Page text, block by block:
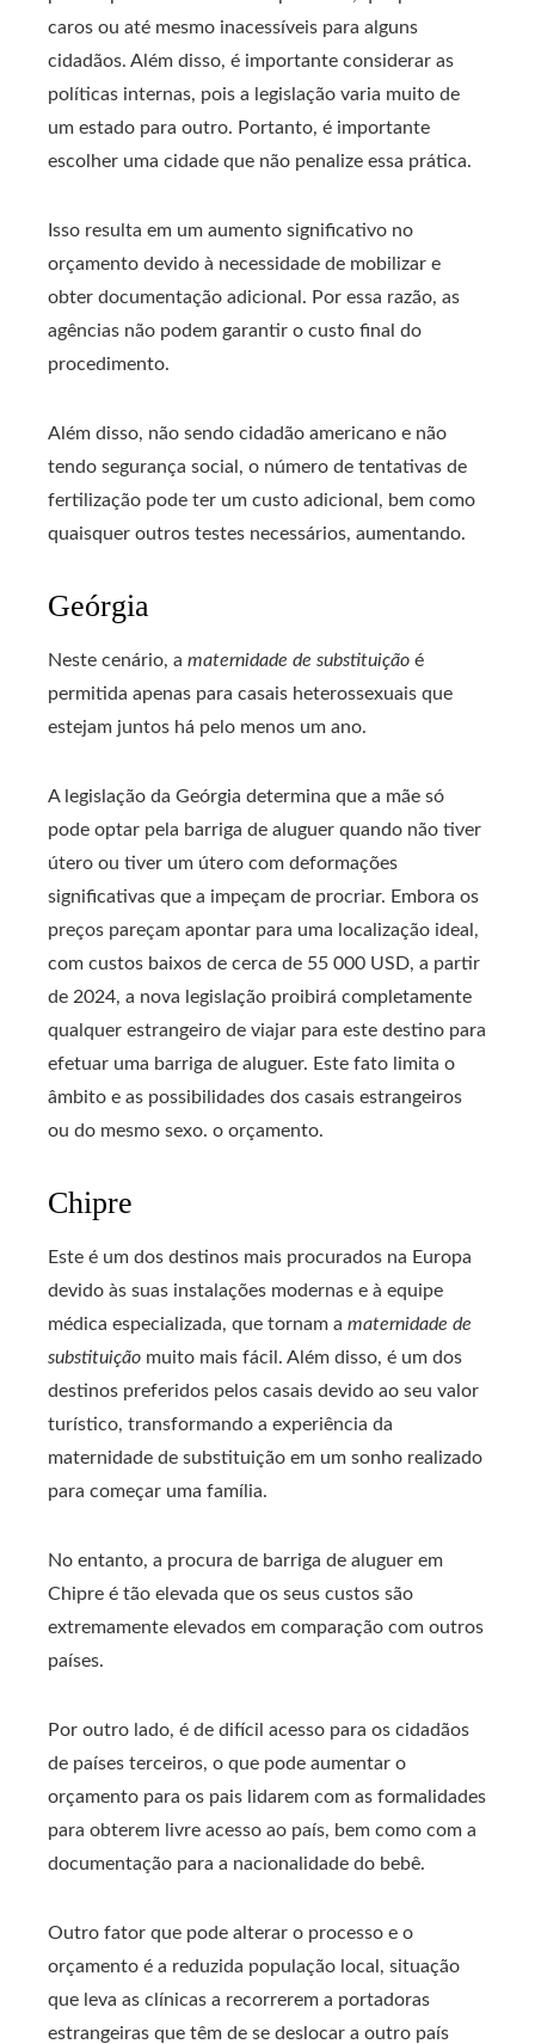
caros ou até mesmo inacessíveis para alguns
cidadãos. Além disso, é importante considerar as
políticas internas, pois a legislação varia muito de
um estado para outro. Portanto, é importante
escolher uma cidade que não penalize essa prática.
Isso resulta em um aumento significativo no
orçamento devido à necessidade de mobilizar e
obter documentação adicional. Por essa razão, as
agências não podem garantir o custo final do
procedimento.
Além disso, não sendo cidadão americano e não
tendo segurança social, o número de tentativas de
fertilização pode ter um custo adicional, bem como
quaisquer outros testes necessários, aumentando.
Geórgia
Neste cenário, a maternidade de substituição é
permitida apenas para casais heterossexuais que
estejam juntos há pelo menos um ano.
A legislação da Geórgia determina que a mãe só
pode optar pela barriga de aluguer quando não tiver
útero ou tiver um útero com deformações
significativas que a impeçam de procriar. Embora os
preços pareçam apontar para uma localização ideal,
com custos baixos de cerca de 55 000 USD, a partir
de 2024, a nova legislação proibirá completamente
qualquer estrangeiro de viajar para este destino para
efetuar uma barriga de aluguer. Este fato limita o
âmbito e as possibilidades dos casais estrangeiros
ou do mesmo sexo. o orçamento.
Chipre
Este é um dos destinos mais procurados na Europa
devido às suas instalações modernas e à equipe
médica especializada, que tornam a maternidade de
substituição muito mais fácil. Além disso, é um dos
destinos preferidos pelos casais devido ao seu valor
turístico, transformando a experiência da
maternidade de substituição em um sonho realizado
para começar uma família.
No entanto, a procura de barriga de aluguer em
Chipre é tão elevada que os seus custos são
extremamente elevados em comparação com outros
países.
Por outro lado, é de difícil acesso para os cidadãos
de países terceiros, o que pode aumentar o
orçamento para os pais lidarem com as formalidades
para obterem livre acesso ao país, bem como com a
documentação para a nacionalidade do bebê.
Outro fator que pode alterar o processo e o
orçamento é a reduzida população local, situação
que leva as clínicas a recorrerem a portadoras
estrangeiras que têm de se deslocar a outro país